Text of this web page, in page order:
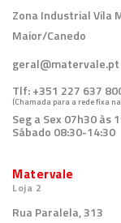
Zona Industrial Vila
Maior/Canedo
geral@matervale.pt
Tlf:+351 227 637
(Chamada para a rede fixa
Seg a Sex 07h30 às
Sábado 08:30-14:30
Matervale
Loja 2
Rua Paralela, 313